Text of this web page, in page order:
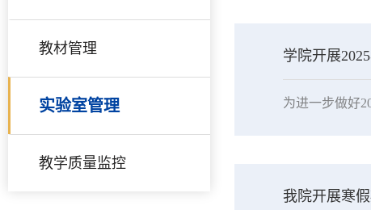
教材管理
实验室管理
教学质量监控
学院开展
我院开展寒